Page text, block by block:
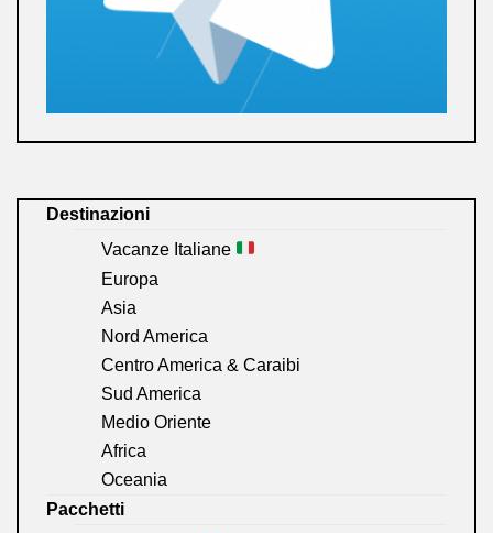
Destinazioni
Vacanze Italiane
Europa
Asia
Nord America
Centro America & Caraibi
Sud America
Medio Oriente
Africa
Oceania
Pacchetti